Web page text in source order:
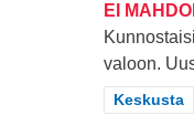
EI
valoon.
Rajaa
Keskusta